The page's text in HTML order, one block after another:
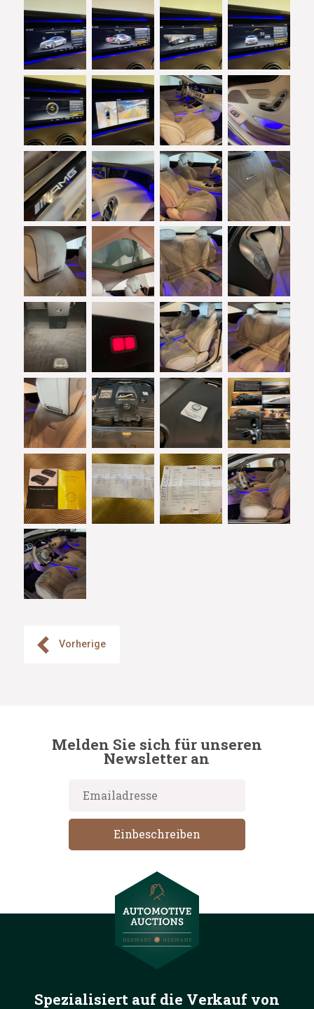
Vorherige
Melden Sie sich für unseren
Newsletter an
Spezialisiert auf die Verkauf von